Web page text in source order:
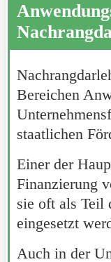
Bereichen
staatlichen
Einer der
Finanzierung
sie oft als Teil
eingesetzt
Auch in der